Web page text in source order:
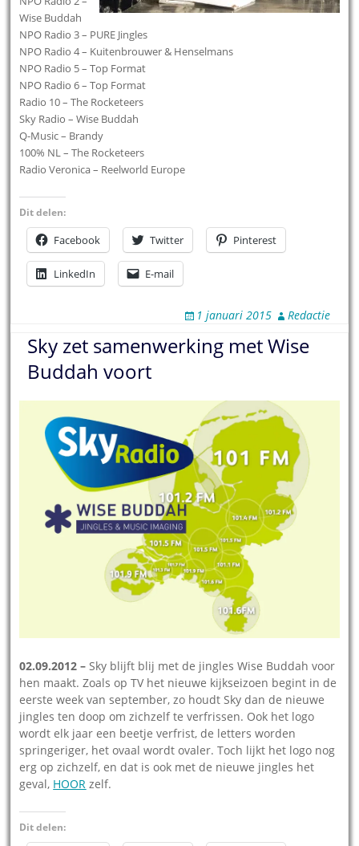
Wise Buddah
NPO Radio 3 – PURE Jingles
NPO Radio 4 – Kuitenbrouwer & Henselmans
NPO Radio 5 – Top Format
NPO Radio 6 – Top Format
Radio 10 – The Rocketeers
Sky Radio – Wise Buddah
Q-Music – Brandy
100% NL – The Rocketeers
Radio Veronica – Reelworld Europe
Dit delen:
Facebook Twitter Pinterest
LinkedIn E-mail
1 januari 2015 Redactie
Sky zet samenwerking met Wise
Buddah voort
02.09.2012 – Sky blijft blij met de jingles Wise Buddah voor
hen maakt. Zoals op TV het nieuwe kijkseizoen begint in de
eerste week van september, zo houdt Sky dan de nieuwe
jingles ten doop om zichzelf te verfrissen. Ook het logo
wordt elk jaar een beetje verfrist, de letters worden
springeriger, het ovaal wordt ovaler. Toch lijkt het logo nog
erg op zichzelf, en dat is ook met de nieuwe jingles het
geval, HOOR zelf.
Dit delen: